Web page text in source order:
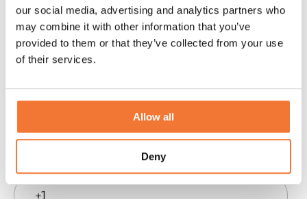
our social media, advertising and analytics partners who
may combine it with other information that you’ve
provided to them or that they’ve collected from your use
of their services.
Allow all
Deny